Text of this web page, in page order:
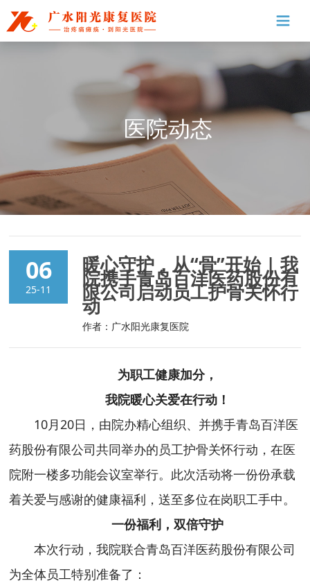
医院动态
06
25-11
暖心守护，从“骨”开始 | 我
院携手青岛百洋医药股份有
限公司启动员工护骨关怀行
动
作者：广水阳光康复医院
为职工健康加分，
我院暖心关爱在行动！
10月20日，由院办精心组织、并携手青岛百洋医
药股份有限公司共同举办的员工护骨关怀行动，在医
院附一楼多功能会议室举行。此次活动将一份份承载
着关爱与感谢的健康福利，送至多位在岗职工手中。
一份福利，双倍守护
本次行动，我院联合青岛百洋医药股份有限公司
为全体员工特别准备了：